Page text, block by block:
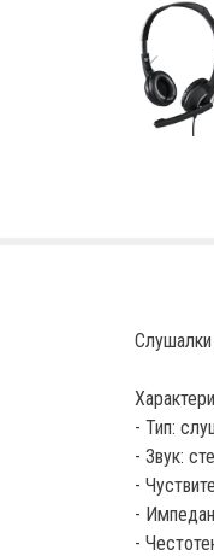
- Тип:
- Звук:
-
-
-